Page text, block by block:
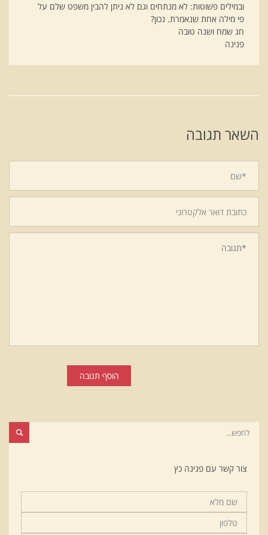
ובמילים פשוטות: לא מנתחים וגם לא ניתן להבין משפט שלם על
פי מילה אחת שנאמרת. נכון?
חג שמח ושנה טובה
פנינה
השאר תגובה
הוסף תגובה
צור קשר עם פנינה כץ